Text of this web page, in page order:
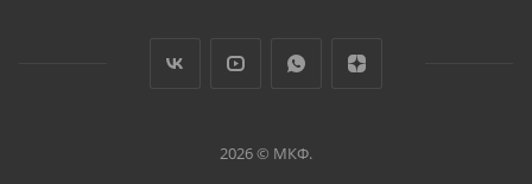
2026 © МКФ.